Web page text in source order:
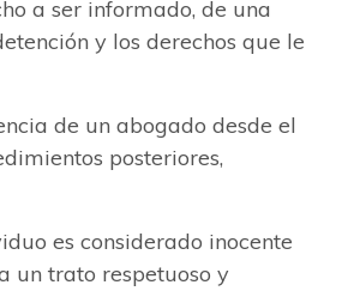
a ser informado, de una
y los derechos que le
de un abogado desde el
posteriores,
es considerado inocente
un trato respetuoso y